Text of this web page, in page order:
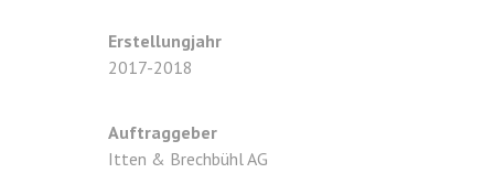
Erstellungjahr
2017-2018
Auftraggeber
Itten & Brechbühl AG